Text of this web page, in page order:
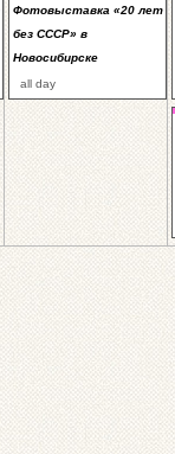
Фотовыставка «20 лет
без СССР» в
Новосибирске
all day